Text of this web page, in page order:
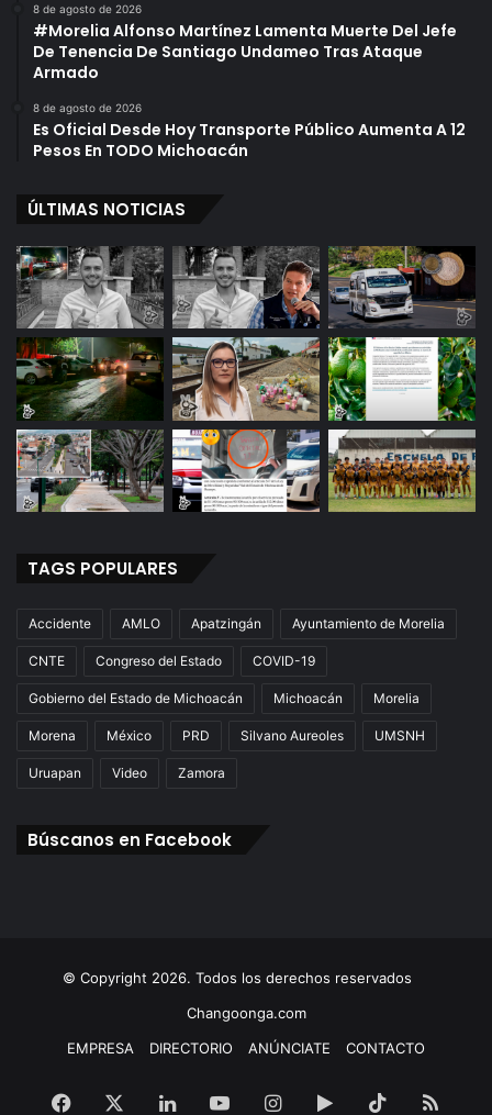
8 de agosto de 2026
#Morelia Alfonso Martínez Lamenta Muerte Del Jefe
De Tenencia De Santiago Undameo Tras Ataque
Armado
8 de agosto de 2026
Es Oficial Desde Hoy Transporte Público Aumenta A 12
Pesos En TODO Michoacán
ÚLTIMAS NOTICIAS
TAGS POPULARES
Accidente AMLO Apatzingán Ayuntamiento de Morelia
CNTE Congreso del Estado COVID-19
Gobierno del Estado de Michoacán Michoacán Morelia
Morena México PRD Silvano Aureoles UMSNH
Uruapan Video Zamora
Búscanos en Facebook
© Copyright 2026. Todos los derechos reservados
Changoonga.com
EMPRESA
DIRECTORIO ANÚNCIATE CONTACTO
Facebook LinkedInYouTubeInstagram
Google TikTokRSS